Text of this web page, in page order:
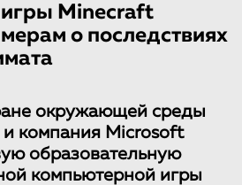
Minecraft
о последствиях
окружающей среды
и компания Microsoft
образовательную
компьютерной игры